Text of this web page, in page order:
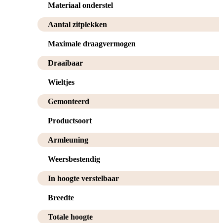
Materiaal onderstel
Aantal zitplekken
Maximale draagvermogen
Draaibaar
Wieltjes
Gemonteerd
Productsoort
Armleuning
Weersbestendig
In hoogte verstelbaar
Breedte
Totale hoogte